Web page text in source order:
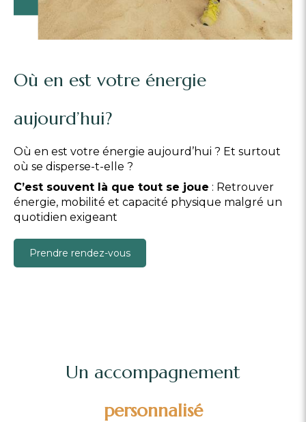
Où en est votre énergie
aujourd’hui?
Où en est votre énergie aujourd’hui ? Et surtout
où se disperse-t-elle ?
C’est souvent là que tout se joue : Retrouver
énergie, mobilité et capacité physique malgré un
quotidien exigeant
Prendre rendez-vous
Un accompagnement
personnalisé